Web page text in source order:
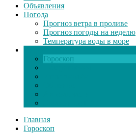
Объявления
Погода
Прогноз ветра в проливе
Прогноз погоды на неделю
Температура воды в море
Гороскоп
Главная
Гороскоп